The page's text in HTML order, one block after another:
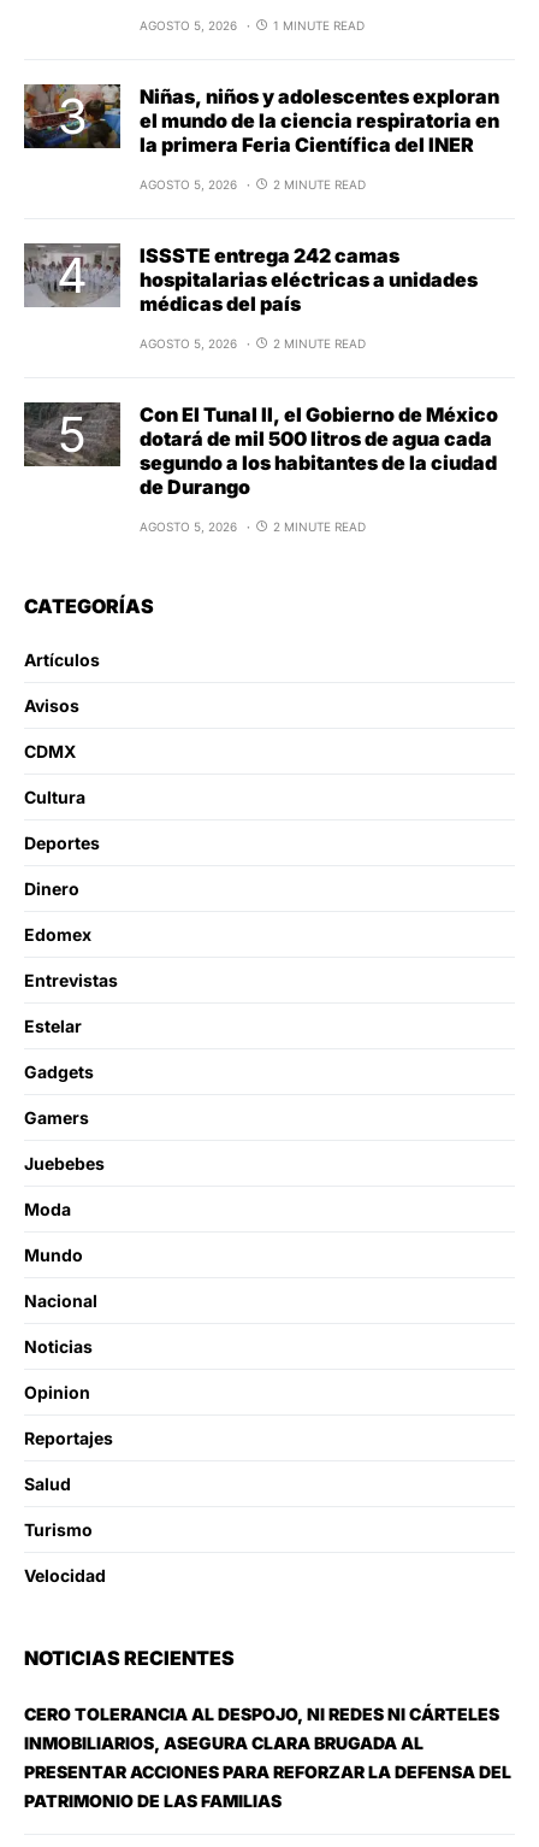
AGOSTO 5, 2026 1 MINUTE READ
Niñas, niños y adolescentes exploran
el mundo de la ciencia respiratoria en
la primera Feria Científica del INER
AGOSTO 5, 2026 2 MINUTE READ
ISSSTE entrega 242 camas
hospitalarias eléctricas a unidades
médicas del país
AGOSTO 5, 2026 2 MINUTE READ
Con El Tunal II, el Gobierno de México
dotará de mil 500 litros de agua cada
segundo a los habitantes de la ciudad
de Durango
AGOSTO 5, 2026 2 MINUTE READ
CATEGORÍAS
Artículos
Avisos
CDMX
Cultura
Deportes
Dinero
Edomex
Entrevistas
Estelar
Gadgets
Gamers
Juebebes
Moda
Mundo
Nacional
Noticias
Opinion
Reportajes
Salud
Turismo
Velocidad
NOTICIAS RECIENTES
CERO TOLERANCIA AL DESPOJO, NI REDES NI CÁRTELES
INMOBILIARIOS, ASEGURA CLARA BRUGADA AL
PRESENTAR ACCIONES PARA REFORZAR LA DEFENSA DEL
PATRIMONIO DE LAS FAMILIAS